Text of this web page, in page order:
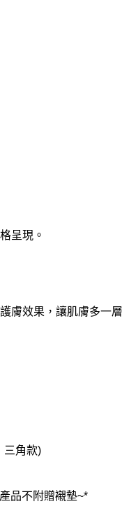
呈現。
膚效果，讓肌膚多一層
三角款)
品不附贈襯墊~*